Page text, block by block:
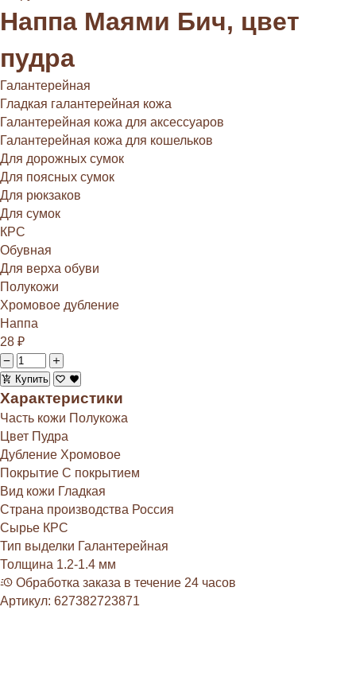
Наппа Маями Бич, цвет
пудра
Галантерейная
Гладкая галантерейная кожа
Галантерейная кожа для аксессуаров
Галантерейная кожа для кошельков
Для дорожных сумок
Для поясных сумок
Для рюкзаков
Для сумок
КРС
Обувная
Для верха обуви
Полукожи
Хромовое дубление
Наппа
28 ₽
Купить
Характеристики
Часть кожи Полукожа
Цвет Пудра
Дубление Хромовое
Покрытие С покрытием
Вид кожи Гладкая
Страна производства Россия
Сырье КРС
Тип выделки Галантерейная
Толщина 1.2-1.4 мм
Обработка заказа в течение 24 часов
Артикул: 627382723871